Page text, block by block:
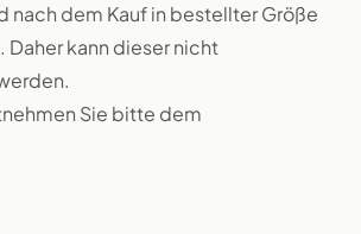
nach dem Kauf in bestellter Größe
Daher kann dieser nicht
Sie bitte dem